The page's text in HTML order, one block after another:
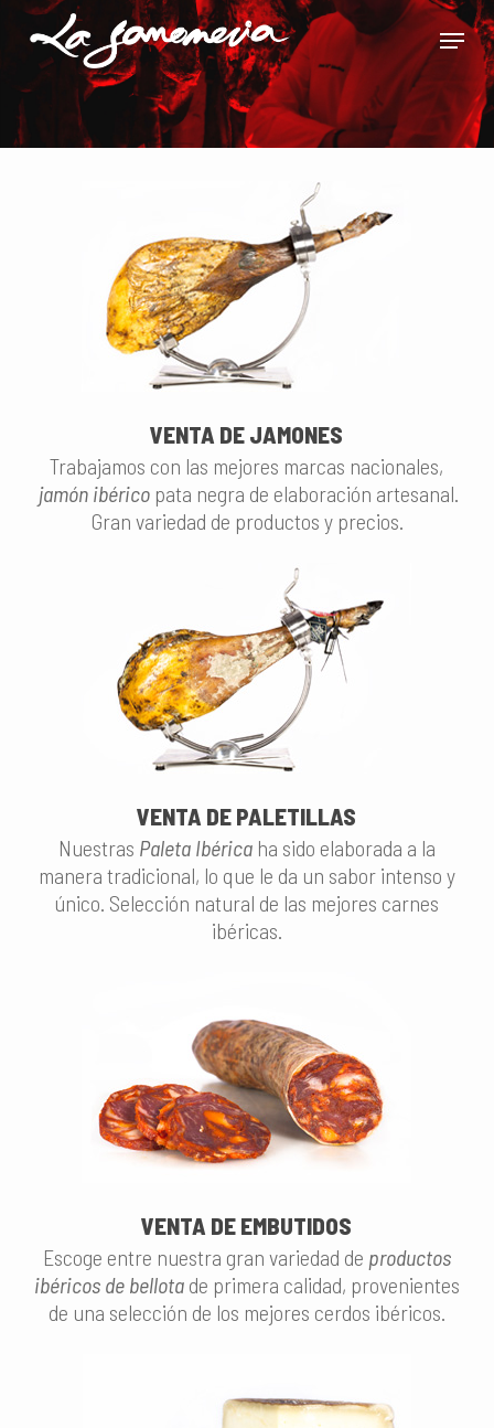
Skip
content
Menu
VENTA DE JAMONES
Trabajamos con las mejores marcas nacionales,
jamón ibérico pata negra de elaboración artesanal.
Gran variedad de productos y precios.
VENTA DE PALETILLAS
Nuestras Paleta Ibéricaha sido elaborada a la
manera tradicional, lo que le da un sabor intenso y
único. Selección natural de las mejores carnes
ibéricas.
VENTA DE EMBUTIDOS
Escoge entre nuestra gran variedad de productos
ibéricos de bellotade primera calidad, provenientes
de una selección de los mejores cerdos ibéricos.
Menu